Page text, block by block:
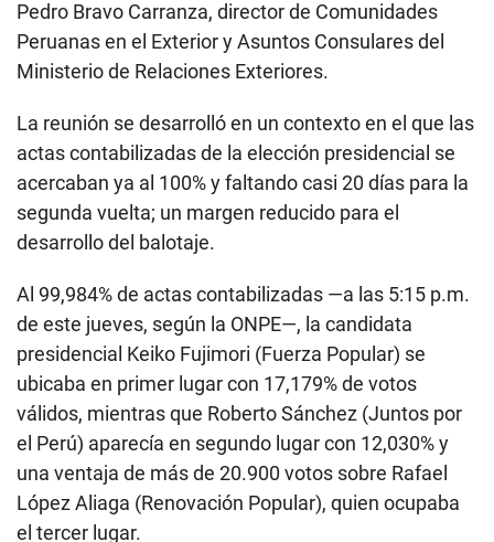
Pedro Bravo Carranza, director de Comunidades
Peruanas en el Exterior y Asuntos Consulares del
Ministerio de Relaciones Exteriores.
La reunión se desarrolló en un contexto en el que las
actas contabilizadas de la elección presidencial se
acercaban ya al 100% y faltando casi 20 días para la
segunda vuelta; un margen reducido para el
desarrollo del balotaje.
Al 99,984% de actas contabilizadas —a las 5:15 p.m.
de este jueves, según la ONPE—, la candidata
presidencial Keiko Fujimori (Fuerza Popular) se
ubicaba en primer lugar con 17,179% de votos
válidos, mientras que Roberto Sánchez (Juntos por
el Perú) aparecía en segundo lugar con 12,030% y
una ventaja de más de 20.900 votos sobre Rafael
López Aliaga (Renovación Popular), quien ocupaba
el tercer lugar.